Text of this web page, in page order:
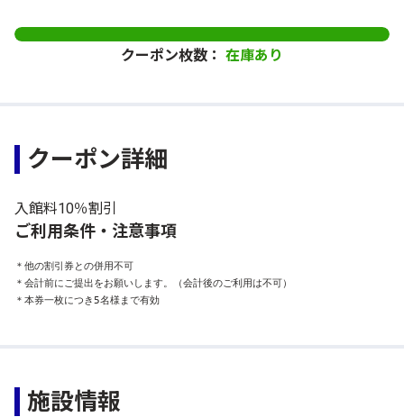
クーポン枚数： 在庫あり
クーポン詳細
入館料10％割引
ご利用条件・注意事項
＊他の割引券との併用不可
＊会計前にご提出をお願いします。（会計後のご利用は不可）
＊本券一枚につき5名様まで有効
施設情報